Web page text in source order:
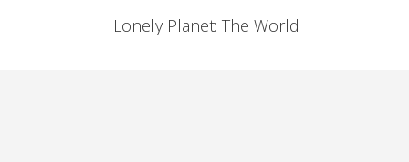
Lonely Planet: The World